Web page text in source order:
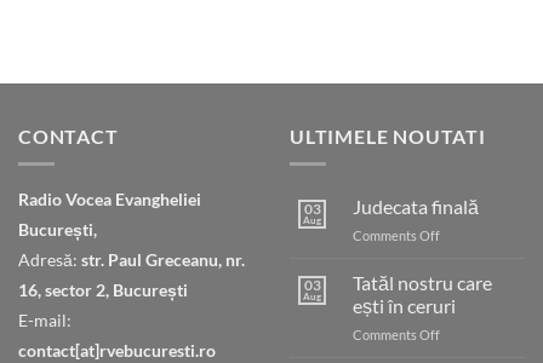
CONTACT
Radio Vocea Evangheliei
București,
Adresă: str. Paul Greceanu, nr.
16, sector 2, București
E-mail:
contact[at]rvebucuresti.ro
ULTIMELE NOUTATI
03
Aug
Judecata finală
Comments Offon
03
Aug
Tatăl nostru care
ești în ceruri
Comments Offon